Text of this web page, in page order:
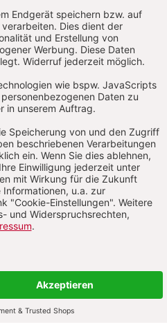
von außen
ist, was gerade im
Dort ziert ein
groß wie der
St. Martin ist die
betritt, der staunt
und über einem
kunstvollen
ganzen barocken
zeigt.
Land Baden-